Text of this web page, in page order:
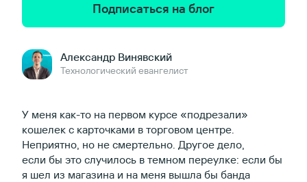
Подписаться на блог
Александр Винявский
Технологический евангелист
У меня как-то на первом курсе «подрезали»
кошелек с карточками в торговом центре.
Неприятно, но не смертельно. Другое дело,
если бы это случилось в темном переулке: если бы
я шел из магазина и на меня вышла бы банда